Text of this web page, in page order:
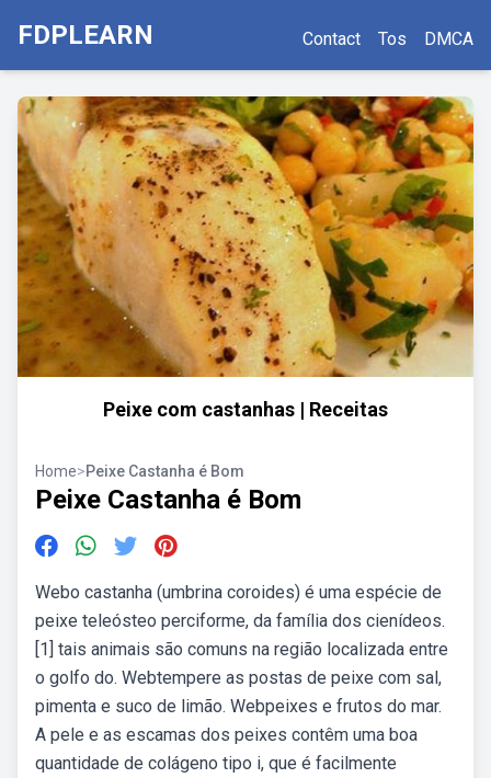
FDPLEARN Contact Tos DMCA
Peixe com castanhas | Receitas
Home>Peixe Castanha é Bom
Peixe Castanha é Bom
Webo castanha (umbrina coroides) é uma espécie de
peixe teleósteo perciforme, da família dos cienídeos.
[1] tais animais são comuns na região localizada entre
o golfo do. Webtempere as postas de peixe com sal,
pimenta e suco de limão. Webpeixes e frutos do mar.
A pele e as escamas dos peixes contêm uma boa
quantidade de colágeno tipo i, que é facilmente